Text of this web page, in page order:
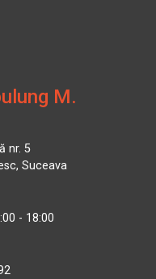
M.
nr. 5
Suceava
- 18:00